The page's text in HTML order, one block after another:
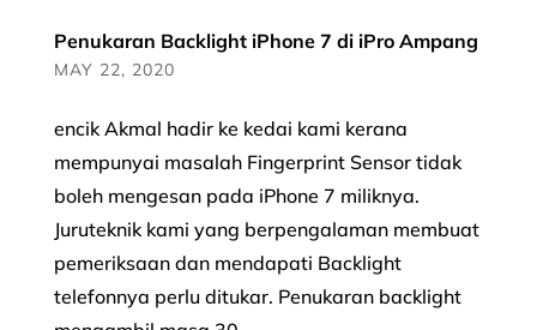
Penukaran Backlight iPhone 7 di iPro Ampang
MAY 22, 2020
encik Akmal hadir ke kedai kami kerana
mempunyai masalah Fingerprint Sensor tidak
boleh mengesan pada iPhone 7 miliknya.
Juruteknik kami yang berpengalaman membuat
pemeriksaan dan mendapati Backlight
telefonnya perlu ditukar. Penukaran backlight